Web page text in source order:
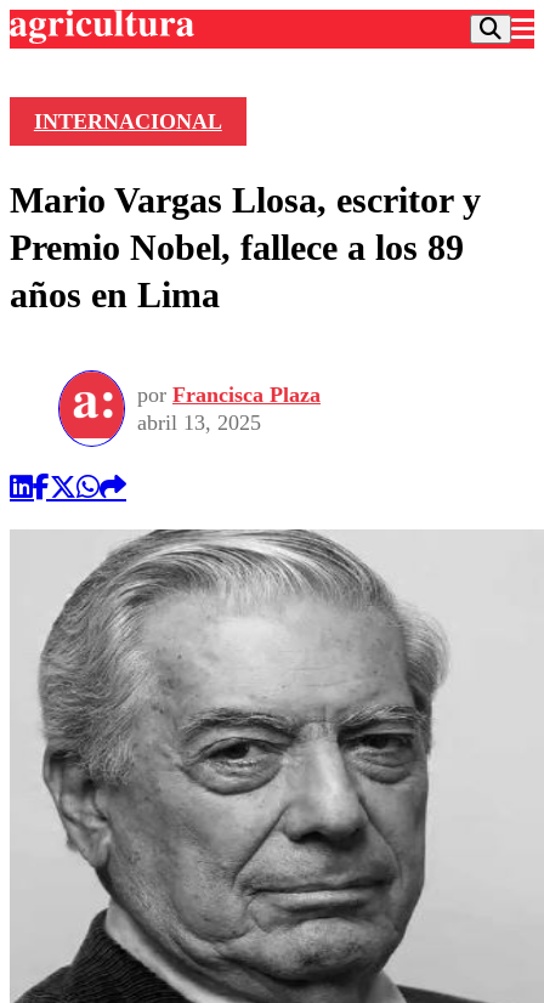
Frecuencias
Agricultura TV
Deportes
Colo Colo
Seleccion Chilena
Torneo Internacional
Universidad de Chile
Entretención
Economía
Internacional
Sustentabilidad
Publicaciones en medios
Opinión
INTERNACIONAL
Mario Vargas Llosa, escritor y
Premio Nobel, fallece a los 89
años en Lima
por Francisca Plaza
abril 13, 2025